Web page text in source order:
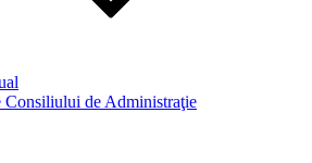
Consiliului de Administraţie